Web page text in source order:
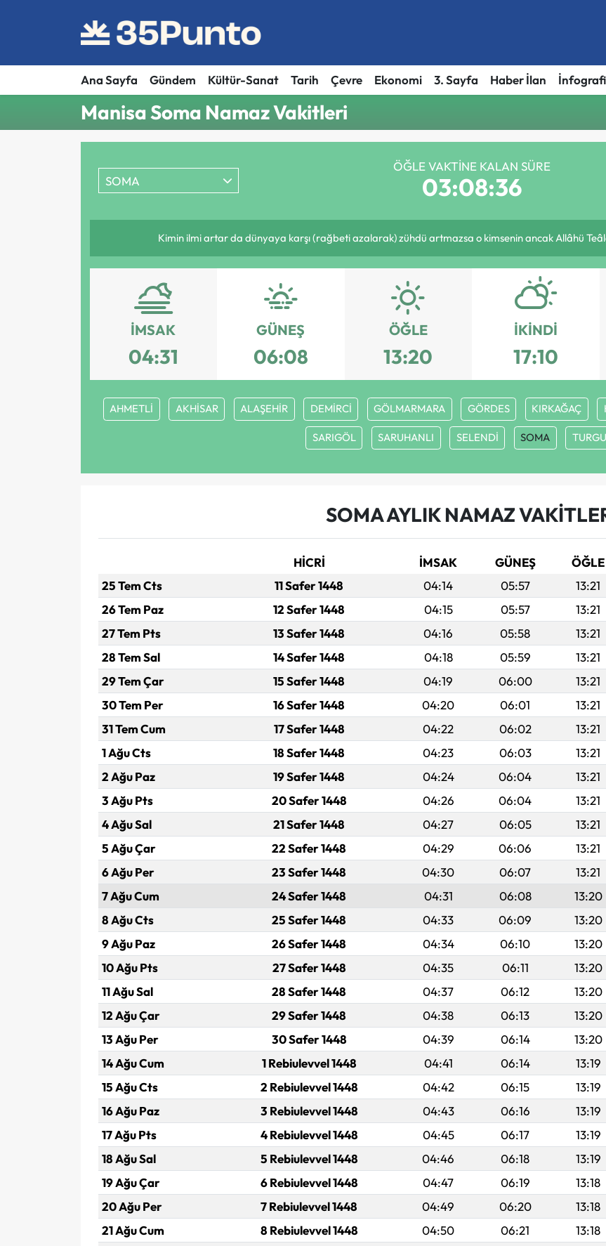
Ana Sayfa Gündem Kültür-Sanat Tarih Çevre Ekonomi 3. Sayfa Haber İlan
Manisa Soma Namaz Vakitleri
SOMA
ÖĞLE VAKTINE KALAN SÜRE
03:08:36
Kimin ilmi artar da dünyaya karşı (rağbeti azalarak) zühdü artmazsa o kimsenin ancak Allâhü
İMSAK
04:31
GÜNEŞ
06:08
ÖĞLE
13:20
İKINDI
17:10
AHMETLİ AKHİSAR ALAŞEHİR DEMİRCİ GÖLMARMARA GÖRDES KIRKAĞAÇ
SARIGÖL SARUHANLI SELENDİ SOMA
SOMA AYLIK NAMAZ
HİCRİ İMSAK GÜNEŞ ÖĞLE
25 Tem Cts
11 Safer 1448 04:14 05:57 13:21
26 Tem Paz
12 Safer 1448 04:15 05:57 13:21
27 Tem Pts
13 Safer 1448 04:16 05:58 13:21
28 Tem Sal
14 Safer 1448 04:18 05:59 13:21
29 Tem Çar
15 Safer 1448 04:19 06:00 13:21
30 Tem Per
16 Safer 1448 04:20 06:01 13:21
31 Tem Cum
17 Safer 1448 04:22 06:02 13:21
1 Ağu Cts
18 Safer 1448 04:23 06:03 13:21
2 Ağu Paz
19 Safer 1448 04:24 06:04 13:21
3 Ağu Pts
20 Safer 1448 04:26 06:04 13:21
4 Ağu Sal
21 Safer 1448 04:27 06:05 13:21
5 Ağu Çar
22 Safer 1448 04:29 06:06 13:21
6 Ağu Per
23 Safer 1448 04:30 06:07 13:21
7 Ağu Cum
24 Safer 1448 04:31 06:08 13:20
8 Ağu Cts
25 Safer 1448 04:33 06:09 13:20
9 Ağu Paz
26 Safer 1448 04:34 06:10 13:20
10 Ağu Pts
27 Safer 1448 04:35 06:11 13:20
11 Ağu Sal
28 Safer 1448 04:37 06:12 13:20
12 Ağu Çar
29 Safer 1448 04:38 06:13 13:20
13 Ağu Per
30 Safer 1448 04:39 06:14 13:20
14 Ağu Cum
1 Rebiulevvel 1448 04:41 06:14 13:19
15 Ağu Cts
2 Rebiulevvel 1448 04:42 06:15 13:19
16 Ağu Paz
3 Rebiulevvel 1448 04:43 06:16 13:19
17 Ağu Pts
4 Rebiulevvel 1448 04:45 06:17 13:19
18 Ağu Sal
5 Rebiulevvel 1448 04:46 06:18 13:19
19 Ağu Çar
6 Rebiulevvel 1448 04:47 06:19 13:18
20 Ağu Per
7 Rebiulevvel 1448 04:49 06:20 13:18
21 Ağu Cum
8 Rebiulevvel 1448 04:50 06:21 13:18